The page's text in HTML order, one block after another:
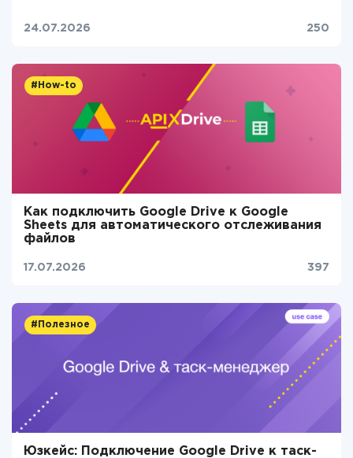
24.07.2026 250
#How-to
Как подключить Google Drive к Google
Sheets для автоматического отслеживания
файлов
17.07.2026 397
#Полезное
Юзкейс: Подключение Google Drive к таск-